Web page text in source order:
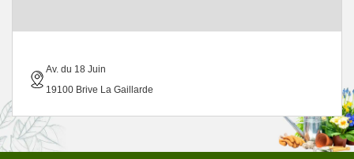
Av. du 18 Juin
19100 Brive La Gaillarde